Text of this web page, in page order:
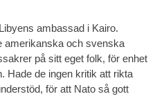
ambassad i Kairo.
amerikanska och svenska
på sitt eget folk, för enhet
Hade de ingen kritik att rikta
för att Nato så gott